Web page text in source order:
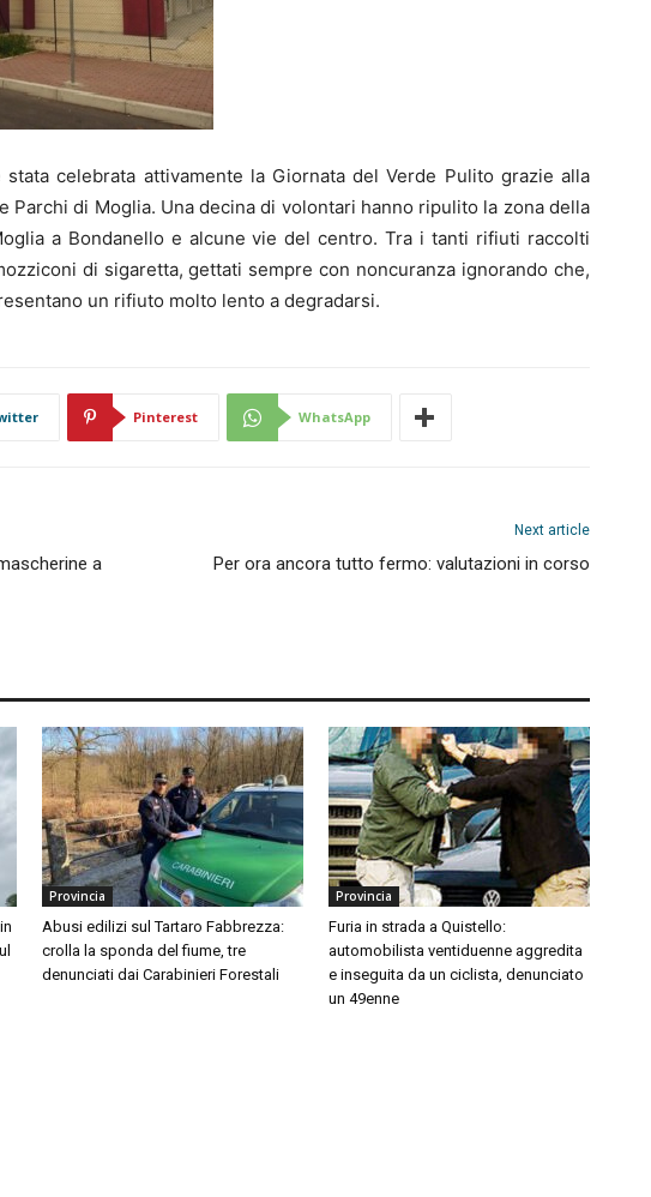
stata celebrata attivamente la Giornata del Verde Pulito grazie alla
Parchi di Moglia. Una decina di volontari hanno ripulito la zona della
a Bondanello e alcune vie del centro. Tra i tanti rifiuti raccolti
di sigaretta, gettati sempre con noncuranza ignorando che,
un rifiuto molto lento a degradarsi.
Pinterest WhatsApp
a
Next article
Per ora ancora tutto fermo: valutazioni in corso
Provincia
Abusi edilizi sul Tartaro Fabbrezza:
crolla la sponda del fiume, tre
denunciati dai Carabinieri Forestali
Provincia
Furia in strada a Quistello:
automobilista ventiduenne aggredita
e inseguita da un ciclista, denunciato
un 49enne